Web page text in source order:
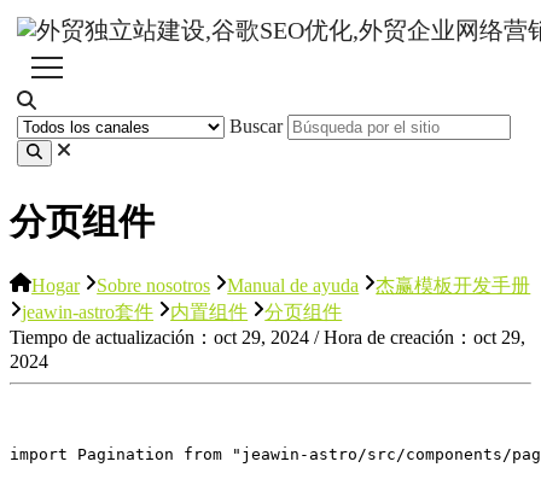
Buscar
分页组件
Hogar Sobre nosotros Manual de ayuda
杰赢模板开发手册
jeawin-astro套件
内置组件
分页组件
Tiempo de actualización：oct 29, 2024 / Hora de creación：oct 29,
2024
import Pagination from "jeawin-astro/src/components/